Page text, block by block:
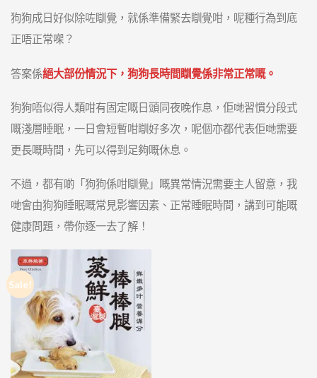
狗狗成日好似除咗瞓覺，就係準備緊去瞓覺咁，呢種行為到底
正唔正常㗎？
答案係絕大部份情況下，狗狗長時間瞓覺係非常正常嘅。
狗狗唔似得人類咁有固定嘅日頭同夜晚作息，佢哋習慣分段式
嘅淺層睡眠，一日會短暫咁瞓好多次，呢個亦都代表佢哋需要
更長嘅時間，先可以得到足夠嘅休息。
不過，都有啲「狗狗係咁瞓覺」嘅異常情況需要主人留意，我
哋會由狗狗睡眠嘅常見影響因素、正常睡眠時間，講到可能嘅
健康問題，帶你逐一去了解！
Sale!